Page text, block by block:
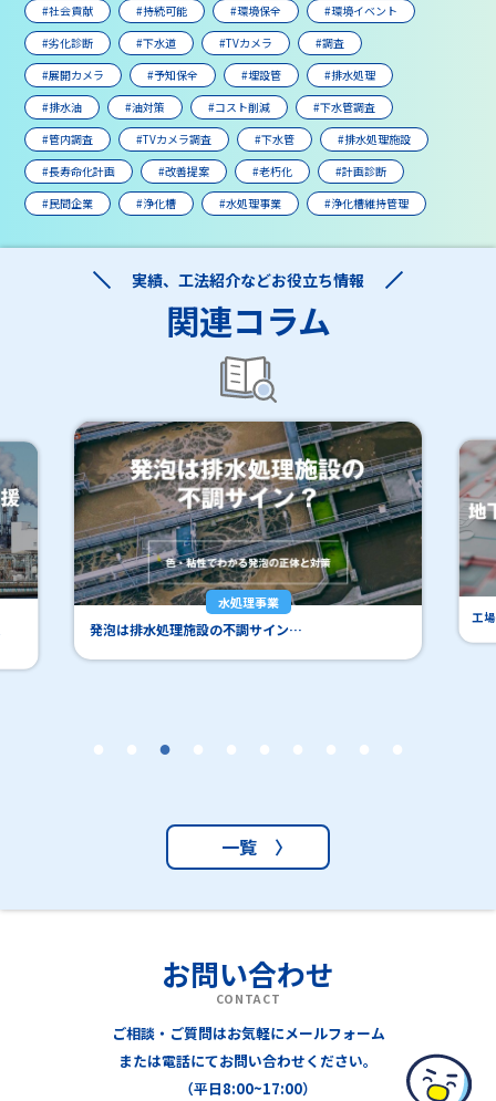
#社会貢献
#持続可能 #環境保全
#環境イベント
#劣化診断
#下水道 #TVカメラ
#調査
#展開カメラ
#予知保全 #埋設管
#排水処理
#排水油
#油対策 #コスト削減
#下水管調査
#管内調査
#TVカメラ調査 #下水管
#排水処理施設
#長寿命化計画
#改善提案 #老朽化
#計画診断
#民間企業
#浄化槽 #水処理事業 #浄化槽維持管理
実績、工法紹介などお役立ち情報
関連コラム
水処理事業
発泡は排水処理施設の不調サイン…
工
一覧 〉
お問い合わせ
CONTACT
ご相談・ご質問はお気軽にメールフォーム
または電話にてお問い合わせください。
（平日8:00~17:00）